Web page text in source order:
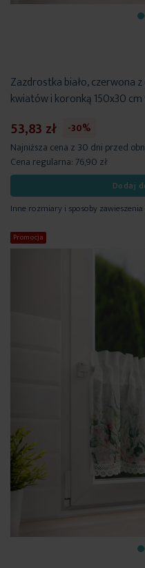
Zazdrostka biało, czerwona
kwiatów i koronką 150x30
53,83 zł
-30%
Najniższa cena z 30 dni przed
Cena regularna: 76,90 zł
Dodaj
Inne rozmiary i sposoby zawieszenia
Promocja